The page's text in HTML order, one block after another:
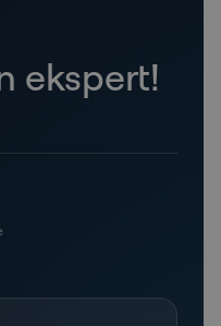
ekspert!